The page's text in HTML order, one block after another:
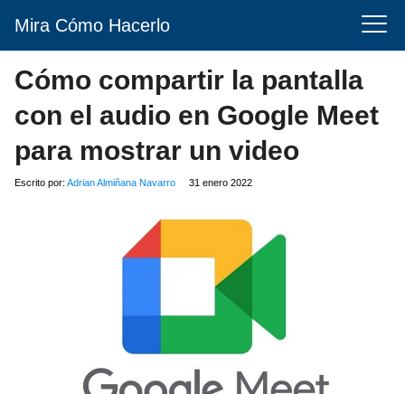
Mira Cómo Hacerlo
Cómo compartir la pantalla
con el audio en Google Meet
para mostrar un video
Escrito por: Adrian Almiñana Navarro 31 enero 2022